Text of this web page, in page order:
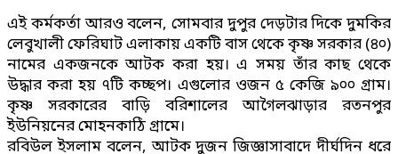
এই কর্মকর্তা আরও বলেন, সোমবার দুপুর দেড়টার দিকে দুমকির
লেবুখালী ফেরিঘাট এলাকায় একটি বাস থেকে কৃষ্ণ সরকার (৪০)
নামের একজনকে আটক করা হয়। এ সময় তাঁর কাছ থেকে
উদ্ধার করা হয় ৭টি কচ্ছপ। এগুলোর ওজন ৫ কেজি ৯০০ গ্রাম।
কৃষ্ণ সরকারের বাড়ি বরিশালের আগৈলঝাড়ার রতনপুর
ইউনিয়নের মোহনকাঠি গ্রামে।
রবিউল ইসলাম বলেন, আটক দুজন জিজ্ঞাসাবাদে দীর্ঘদিন ধরে